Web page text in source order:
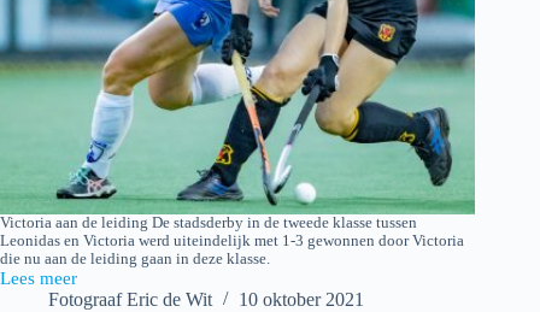
Victoria aan de leiding De stadsderby in de tweede klasse tussen
Leonidas en Victoria werd uiteindelijk met 1-3 gewonnen door Victoria
die nu aan de leiding gaan in deze klasse.
Lees meer
Leonidas
Fotograaf Eric de Wit 10 oktober 2021